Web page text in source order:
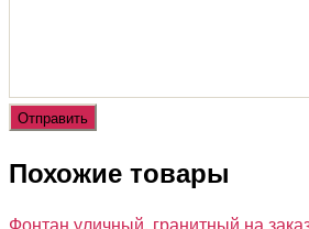
Похожие товары